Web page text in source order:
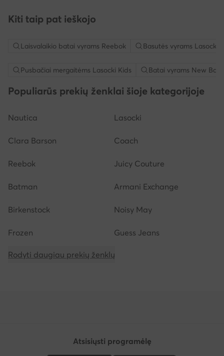
Kiti taip pat ieškojo
Laisvalaikio batai vyrams Reebok Basutės vyrams Lasocki
Pusbačiai mergaitėms Lasocki Kids Batai vyrams New
Populiarūs prekių ženklai šioje kategorijoje
Nautica Lasocki
Clara Barson Coach
Reebok Juicy Couture
Batman Armani Exchange
Birkenstock Noisy May
Frozen Guess Jeans
Rodyti daugiau prekių ženklų
Atsisiųsti programėlę